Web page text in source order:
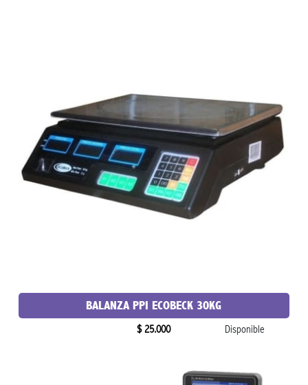
BALANZA PPI ECOBECK 30KG
$ 25.000 Disponible